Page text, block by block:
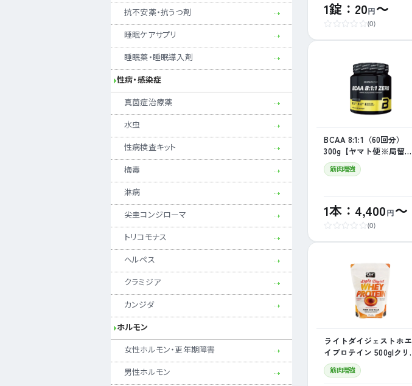
抗不安薬・抗うつ剤
睡眠ケアサプリ
睡眠薬・睡眠導入剤
性病・感染症
真菌症治療薬
水虫
性病検査キット
梅毒
淋病
尖圭コンジローマ
トリコモナス
ヘルペス
クラミジア
カンジダ
ホルモン
女性ホルモン・更年期障害
男性ホルモン
1錠：20円～
(0)
BCAA 8:1:1（60回分）
300g【ヤマト便※局留め
不可】
筋肉増強
1本：4,400円～
(0)
ライトダイジェストホエ
イプロテイン 500g|クリ
ームブリュレ【ヤマト便
※局留め不可】
筋肉増強